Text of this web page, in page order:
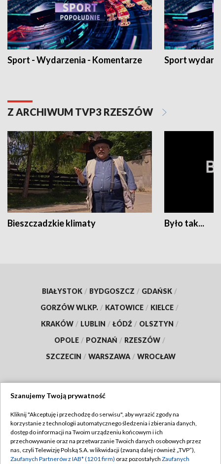
Sport - Wydarzenia - Komentarze Sport
Z ARCHIWUM TVP3 RZESZÓW
Bieszczadzkie klimaty Było tak...
BIAŁYSTOK / BYDGOSZCZ / GDAŃSK /
GORZÓW WLKP. / KATOWICE / KIELCE /
KRAKÓW / LUBLIN / ŁÓDŹ / OLSZTYN /
OPOLE / POZNAŃ / RZESZÓW /
SZCZECIN / WARSZAWA / WROCŁAW
TVP
Abonament TVP
Emisja w TVP
Regulamin TVP
Polityka prywatności
Szanujemy Twoją prywatność
Kliknij "Akceptuję i przechodzę do serwisu", aby wyrazić zgody na
korzystanie z technologii automatycznego śledzenia i zbierania danych,
dostęp do informacji na Twoim urządzeniu końcowym i ich
przechowywanie oraz na przetwarzanie Twoich danych osobowych przez
nas, czyli Telewizję Polską S.A. w likwidacji (zwaną dalej również „TVP”),
Zaufanych Partnerów z IAB* (1201 firm) oraz pozostałych Zaufanych